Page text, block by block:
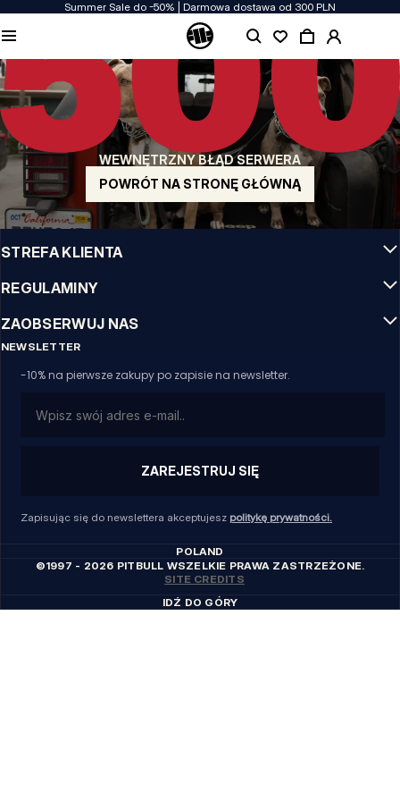
Summer Sale do -50% | Darmowa dostawa od 300 PLN
WEWNĘTRZNY BŁĄD SERWERA
POWRÓT NA STRONĘ GŁÓWNĄ
JAKOŚĆ TO DLA NAS PRIORYTET
Naszą odzież produkujemy z pasją! Nie idziemy na kompromis w kwestiach
wytrzymałości, długowieczności materiałów i dbałości o detal.
US ORIGIN
Nasze korzenie sięgają San Diego z poczatku lat 90-tych XX wieku. Nasz styl jest
surowy, autentyczny i stanowczy.
MARKA Z CHARAKTEREM
Nasze kolekcje wybierają sportowcy, fighterzy i uparci indywidualiści.
INFO
STREFA KLIENTA
REGULAMINY
ZAOBSERWUJ NAS
NEWSLETTER
-10% na pierwsze zakupy po zapisie na newsletter.
ZAREJESTRUJ SIĘ
Zapisując się do newslettera akceptujesz politykę prywatności.
POLAND
©1997 - 2026 PITBULL WSZELKIE PRAWA ZASTRZEŻONE.
SITE CREDITS
IDŹ DO GÓRY